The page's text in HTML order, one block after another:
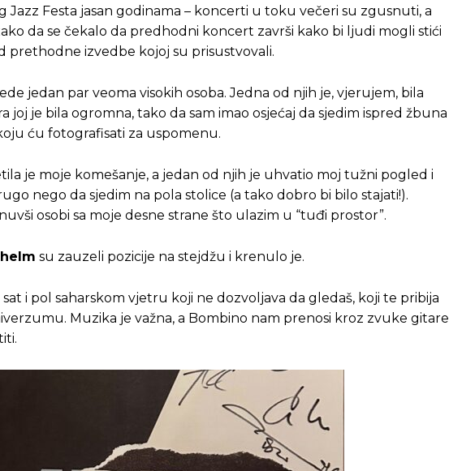
Pusti priču da živi!
Pusti priču da živi!
Festa jasan godinama – koncerti u toku večeri su zgusnuti, a
da se čekalo da predhodni koncert završi kako bi ljudi mogli stići
prethodne izvedbe kojoj su prisustvovali.
jedan par veoma visokih osoba. Jedna od njih je, vjerujem, bila
je bila ogromna, tako da sam imao osjećaj da sjedim ispred žbuna
ću fotografisati za uspomenu.
je moje komešanje, a jedan od njih je uhvatio moj tužni pogled i
nego da sjedim na pola stolice (a tako dobro bi bilo stajati!).
osobi sa moje desne strane što ulazim u “tuđi prostor”.
su zauzeli pozicije na stejdžu i krenulo je.
i pol saharskom vjetru koji ne dozvoljava da gledaš, koji te pribija
Muzika je važna, a Bombino nam prenosi kroz zvuke gitare